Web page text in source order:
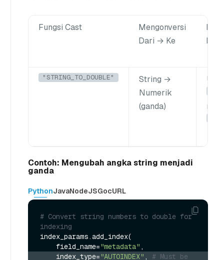
Fungsi Cast
Mengonversi
Dari → Ke
"STRING_TO_DOUBLE"
String →
Numerik
(ganda)
Contoh: Mengubah angka string menjadi
ganda
PythonJavaNodeJSGocURL
# Convert string numbers to double for
indexing
index_params.add_index(
    field_name=
"metadata"
    index_type=
"AUTOINDEX" , # Must be